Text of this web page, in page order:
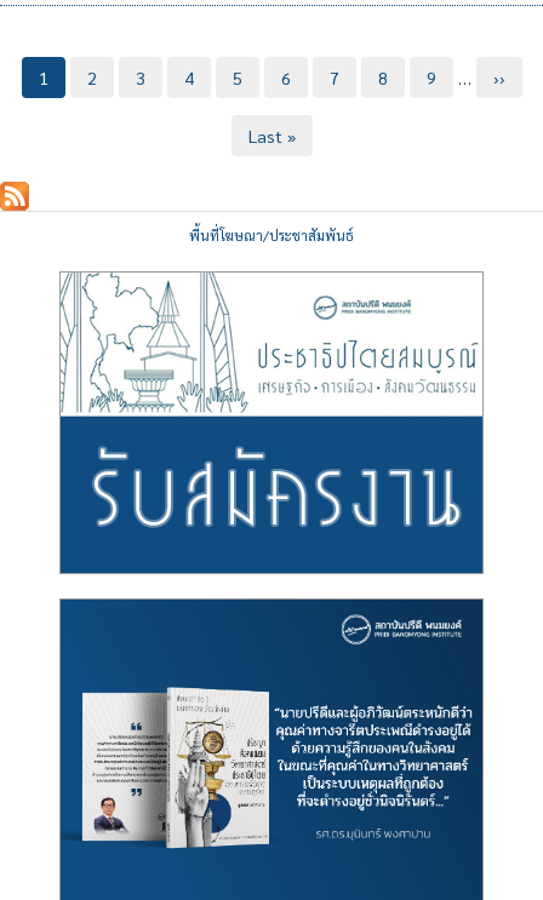
Pagination
Current
1 Page
2 Page
3 Page
4 Page
5 Page
6 Page
7 Page
8 Page
9 …
Next
››
Last
Last »
พื้นที่โฆษณา/ประชาสัมพันธ์